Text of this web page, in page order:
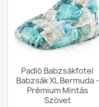
Padló Babzsákfotel
Babzsák XL Bermuda -
Prémium Mintás
Szövet